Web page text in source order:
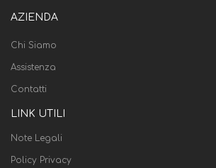
AZIENDA
Chi Siamo
Assistenza
Contatti
LINK UTILI
Note Legali
Policy Privacy